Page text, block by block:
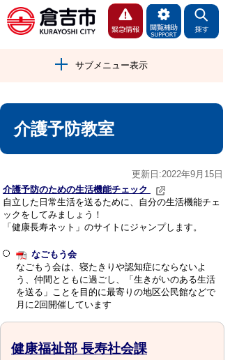
サブメニュー表示
介護予防教室
更新日:2022年9月15日
介護予防のための生活機能チェック
自立した日常生活を送るために、自分の生活機能チェ
ックをしてみましょう！
「健康長寿ネット」のサイトにジャンプします。
なごもう会
なごもう会は、寝たきりや認知症にならないよ
う、仲間とともに過ごし、「生きがいのある生活
を送る」ことを目的に最寄りの地区公民館などで
月に2回開催しています
健康福祉部 長寿社会課